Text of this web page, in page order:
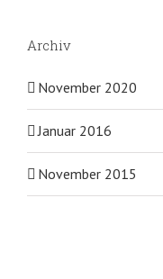
Archiv
November 2020
Januar 2016
November 2015